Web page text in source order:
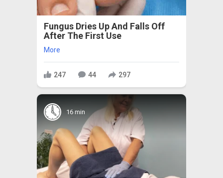
Fungus Dries Up And Falls Off
After The First Use
More
247 44 297
16 min